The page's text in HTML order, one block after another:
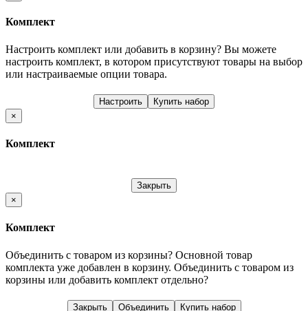
Комплект
Настроить комплект или добавить в корзину? Вы можете
настроить комплект, в котором присутствуют товары на выбор
или настраиваемые опции товара.
Настроить
Купить набор
×
Комплект
Закрыть
×
Комплект
Объединить с товаром из корзины? Основной товар
комплекта уже добавлен в корзину. Объединить с товаром из
корзины или добавить комплект отдельно?
Закрыть Объединить
Купить набор